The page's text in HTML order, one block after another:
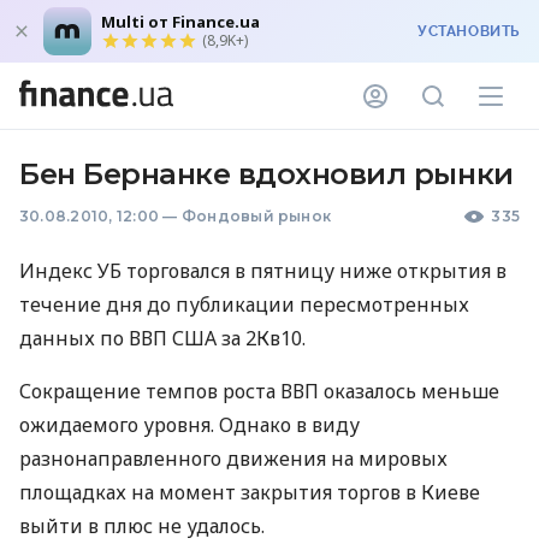
Multi от Finance.ua
(8,9K+) УСТАНОВИТЬ
Бен Бернанке вдохновил рынки
30.08.2010, 12:00 — Фондовый рынок 335
Индекс УБ торговался в пятницу ниже открытия в
течение дня до публикации пересмотренных
данных по ВВП США за 2Кв10.
Сокращение темпов роста ВВП оказалось меньше
ожидаемого уровня. Однако в виду
разнонаправленного движения на мировых
площадках на момент закрытия торгов в Киеве
выйти в плюс не удалось.